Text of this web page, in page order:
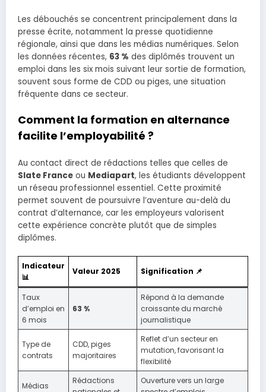
Les débouchés se concentrent principalement dans la
presse écrite, notamment la presse quotidienne
régionale, ainsi que dans les médias numériques. Selon
les données récentes, 63 % des diplômés trouvent un
emploi dans les six mois suivant leur sortie de formation,
souvent sous forme de CDD ou piges, une situation
fréquente dans ce secteur.
Comment la formation en alternance
facilite l’employabilité ?
Au contact direct de rédactions telles que celles de
Slate France ou Mediapart, les étudiants développent
un réseau professionnel essentiel. Cette proximité
permet souvent de poursuivre l’aventure au-delà du
contrat d’alternance, car les employeurs valorisent
cette expérience concrète plutôt que de simples
diplômes.
Indicateur
📊
Valeur 2025 Signification 📌
Taux
d’emploi en
6 mois
63 %
Répond à la demande
croissante du marché
journalistique
Type de
contrats
CDD, piges
majoritaires
Reflet d’un secteur en
mutation, favorisant la
flexibilité
Médias
Rédactions
Ouverture vers un large